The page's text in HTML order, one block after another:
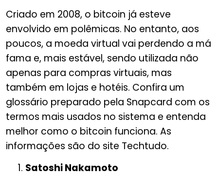
Criado em 2008, o bitcoin já esteve
envolvido em polêmicas. No entanto, aos
poucos, a moeda virtual vai perdendo a má
fama e, mais estável, sendo utilizada não
apenas para compras virtuais, mas
também em lojas e hotéis. Confira um
glossário preparado pela Snapcard com os
termos mais usados no sistema e entenda
melhor como o bitcoin funciona. As
informações são do site Techtudo.
Satoshi Nakamoto